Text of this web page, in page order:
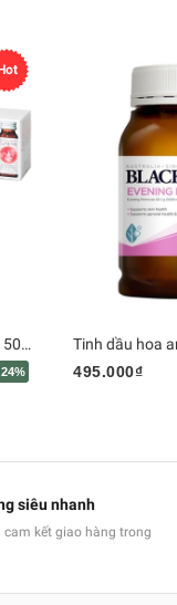
Collagen - Nhật - Purewhite 50mlx10bts
495.000₫
siêu nhanh
cam kết giao hàng trong